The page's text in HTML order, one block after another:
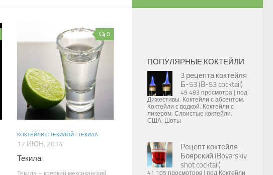
0
КОКТЕЙЛИ С ТЕКИЛОЙ/ТЕКИЛА
17 ИЮН, 2014
Текила
Текила – крепкий мексиканский
ПОПУЛЯРНЫЕ КОКТЕЙЛИ
3 рецепта коктейля
Б-53 (B-53 cocktail)
49 483 просмотра
под
Дижестивы, Коктейли с абсентом,
Коктейли с водкой, Коктейли с
ликером, Слоистые коктейли,
США, Шоты
Рецепт коктейля
Боярский (Boyarskiy
shot cocktail)
41 105 просмотров под Коктейли